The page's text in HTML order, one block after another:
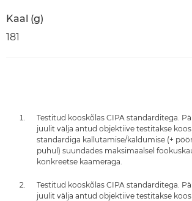
Kaal (g)
181
Testitud kooskõlas CIPA standarditega.
juulit välja antud objektiive testitakse
standardiga kallutamise/kaldumise (+
puhul) suundades maksimaalsel
konkreetse kaameraga.
Testitud kooskõlas CIPA standarditega.
juulit välja antud objektiive testitakse